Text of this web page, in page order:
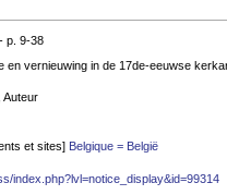
- p. 9-38
en vernieuwing in de 17de-eeuwse
Auteur
et sites] Belgique = België
index.php?lvl=notice_display&id=99314